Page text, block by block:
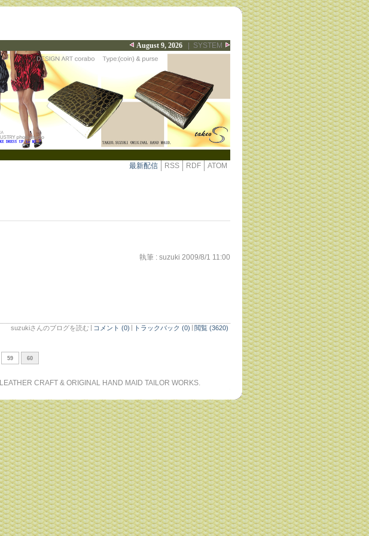
August 9, 2026 SYSTEM
最新配信 RSS RDF ATOM
執筆 : suzuki 2009/8/1 11:00
suzukiさんのブログを読む コメント (0) トラックバック (0) 閲覧 (3620)
59 60
LEATHER CRAFT & ORIGINAL HAND MAID TAILOR WORKS.